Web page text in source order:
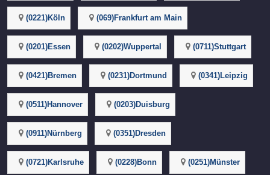
(0221)Köln (069)Frankfurt am Main
(0201)Essen (0202)Wuppertal (0711)Stuttgart
(0421)Bremen (0231)Dortmund (0341)Leipzig
(0511)Hannover (0203)Duisburg
(0911)Nürnberg (0351)Dresden
(0721)Karlsruhe (0228)Bonn (0251)Münster